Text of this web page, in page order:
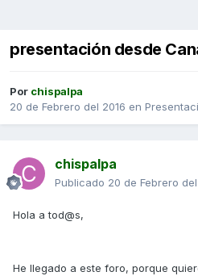
presentación desde
Por chispalpa
20 de Febrero del 2016 en
chispalpa
Publicado 20 de Febrero del
Hola a tod@s,
He llegado a este foro, porque